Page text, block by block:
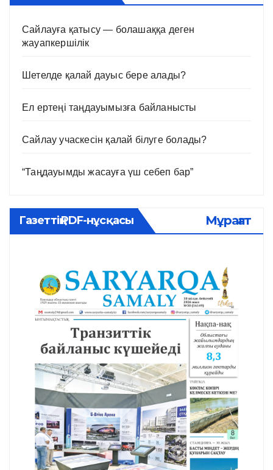
Сайлауға қатысу — болашаққа деген
жауапкершілік
Шетелде қалай дауыс бере алады?
Ел ертеңі таңдауымызға байланысты
Сайлау учаскесін қалай білуге болады?
“Таңдауымды жасауға үш себеп бар”
Газеттің PDF-нұсқасы Мұрағат